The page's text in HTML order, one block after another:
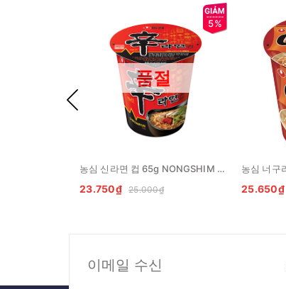
5%
품절
농심 신라면 컵 65g NONGSHIM My an lien Shin coc
23.750₫ 25.000₫ 25.650₫
이메일 수신